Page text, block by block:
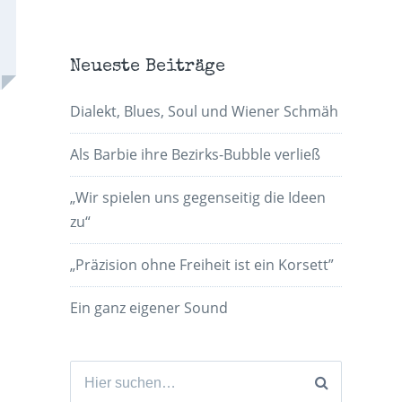
Neueste Beiträge
Dialekt, Blues, Soul und Wiener Schmäh
Als Barbie ihre Bezirks-Bubble verließ
„Wir spielen uns gegenseitig die Ideen
zu“
„Präzision ohne Freiheit ist ein Korsett”
Ein ganz eigener Sound
Suchen